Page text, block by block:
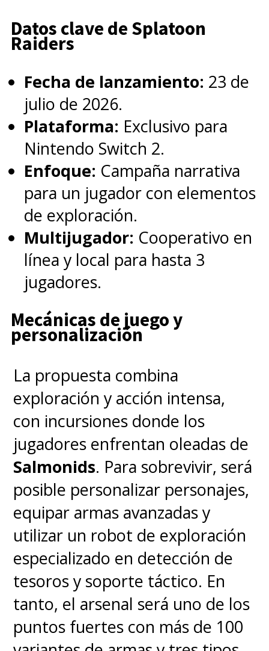
Datos clave de Splatoon
Raiders
Fecha de lanzamiento: 23 de
julio de 2026.
Plataforma: Exclusivo para
Nintendo Switch 2.
Enfoque: Campaña narrativa
para un jugador con elementos
de exploración.
Multijugador: Cooperativo en
línea y local para hasta 3
jugadores.
Mecánicas de juego y
personalización
La propuesta combina
exploración y acción intensa,
con incursiones donde los
jugadores enfrentan oleadas de
Salmonids. Para sobrevivir, será
posible personalizar personajes,
equipar armas avanzadas y
utilizar un robot de exploración
especializado en detección de
tesoros y soporte táctico. En
tanto, el arsenal será uno de los
puntos fuertes con más de 100